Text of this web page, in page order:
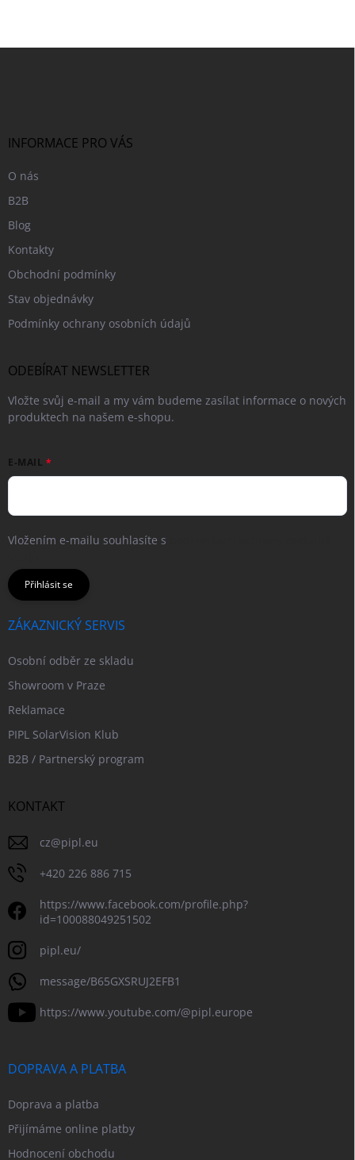
INFORMACE PRO VÁS
O nás
B2B
Blog
Kontakty
Obchodní podmínky
Stav objednávky
Podmínky ochrany osobních údajů
ODEBÍRAT NEWSLETTER
Vložte svůj e-mail a my vám budeme zasílat informace o nových
produktech na našem e-shopu.
E-MAIL
Vložením e-mailu souhlasíte s
Přihlásit se
ZÁKAZNICKÝ SERVIS
Osobní odběr ze skladu
Showroom v Praze
Reklamace
PIPL SolarVision Klub
B2B / Partnerský program
KONTAKT
cz@pipl.eu
+420 226 886 715
https://www.facebook.com/profile.php?
id=100088049251502
pipl.eu/
message/B65GXSRUJ2EFB1
https://www.youtube.com/@pipl.europe
DOPRAVA A PLATBA
Doprava a platba
Přijímáme online platby
Hodnocení obchodu